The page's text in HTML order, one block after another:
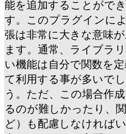
能を追加することがで
す。このプラグインに
張は非常に大きな意味が
ます。通常、ライブラ
い機能は自分で関数を定
て利用する事が多いでし
う。ただ、この場合作
るのが難しかったり、
ど）も配慮しなければ